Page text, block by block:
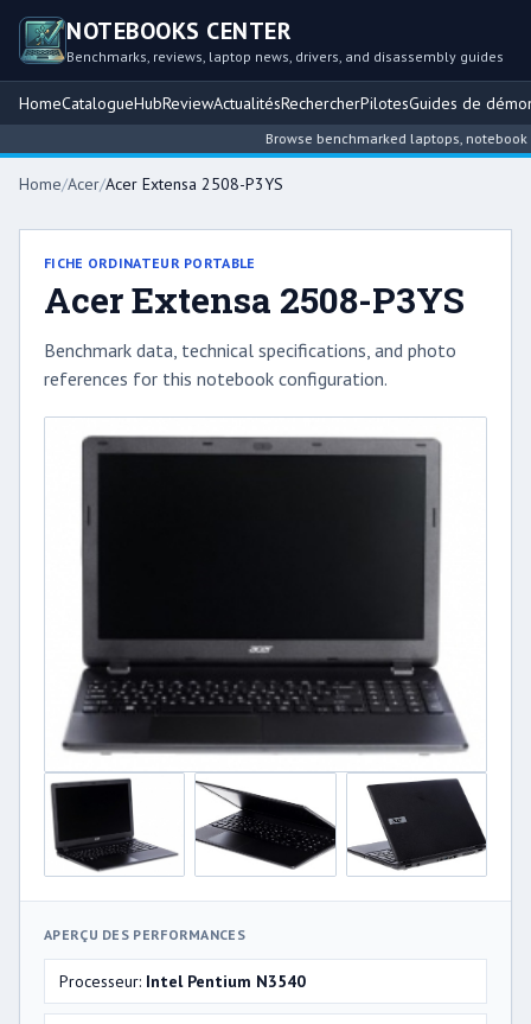
NOTEBOOKS CENTER
Benchmarks, reviews, laptop news, drivers, and disassembly guides
HomeCatalogueHubReviewActualitésRechercherPilotesGuides de
Browse benchmarked laptops, notebook
Home/Acer/Acer Extensa 2508-P3YS
FICHE ORDINATEUR PORTABLE
Acer Extensa 2508-P3YS
Benchmark data, technical specifications, and photo
references for this notebook configuration.
APERÇU DES PERFORMANCES
Processeur: Intel Pentium N3540